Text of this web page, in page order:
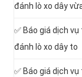
đánh lò xo dây
✅ Báo giá dịch
đánh lò xo dây to
✅ Báo giá dịch